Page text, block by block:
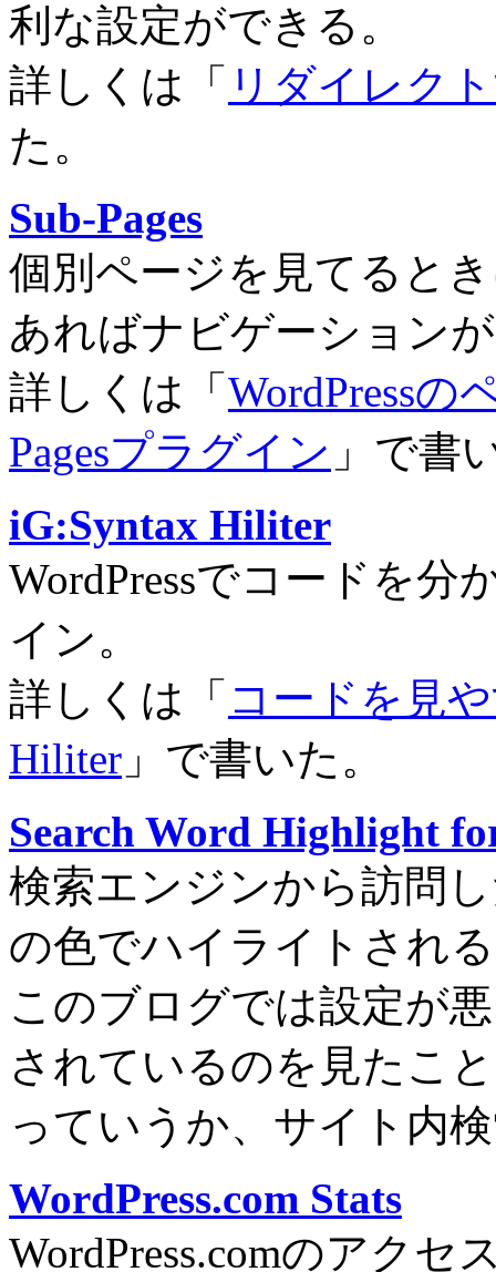
利な設定ができる。
詳しくは「 リダイレク
た。
Sub-Pages
個別ページを見てると
あればナビゲーション
詳しくは「 WordPressの
Pagesプラグイン 」で書
iG:Syntax Hiliter
WordPressでコードを
イン。
詳しくは「 コードを見
Hiliter 」で書いた。
Search Word Highlight
検索エンジンから訪問
の色でハイライトされ
このブログでは設定が
されているのを見たこ
っていうか、サイト内
WordPress.com Stats
WordPress.comのアクセ